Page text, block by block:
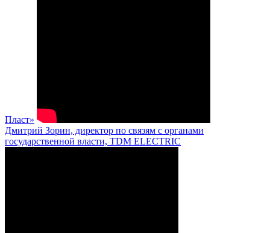
Пласт»
Дмитрий Зорин, директор по связям с органами
государственной власти, TDM ELECTRIC